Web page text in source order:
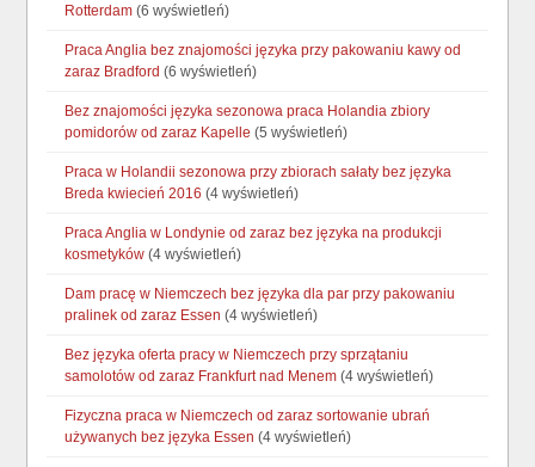
Rotterdam (6 wyświetleń)
Praca Anglia bez znajomości języka przy pakowaniu kawy od
zaraz Bradford (6 wyświetleń)
Bez znajomości języka sezonowa praca Holandia zbiory
pomidorów od zaraz Kapelle (5 wyświetleń)
Praca w Holandii sezonowa przy zbiorach sałaty bez języka
Breda kwiecień 2016 (4 wyświetleń)
Praca Anglia w Londynie od zaraz bez języka na produkcji
kosmetyków (4 wyświetleń)
Dam pracę w Niemczech bez języka dla par przy pakowaniu
pralinek od zaraz Essen (4 wyświetleń)
Bez języka oferta pracy w Niemczech przy sprzątaniu
samolotów od zaraz Frankfurt nad Menem (4 wyświetleń)
Fizyczna praca w Niemczech od zaraz sortowanie ubrań
używanych bez języka Essen (4 wyświetleń)